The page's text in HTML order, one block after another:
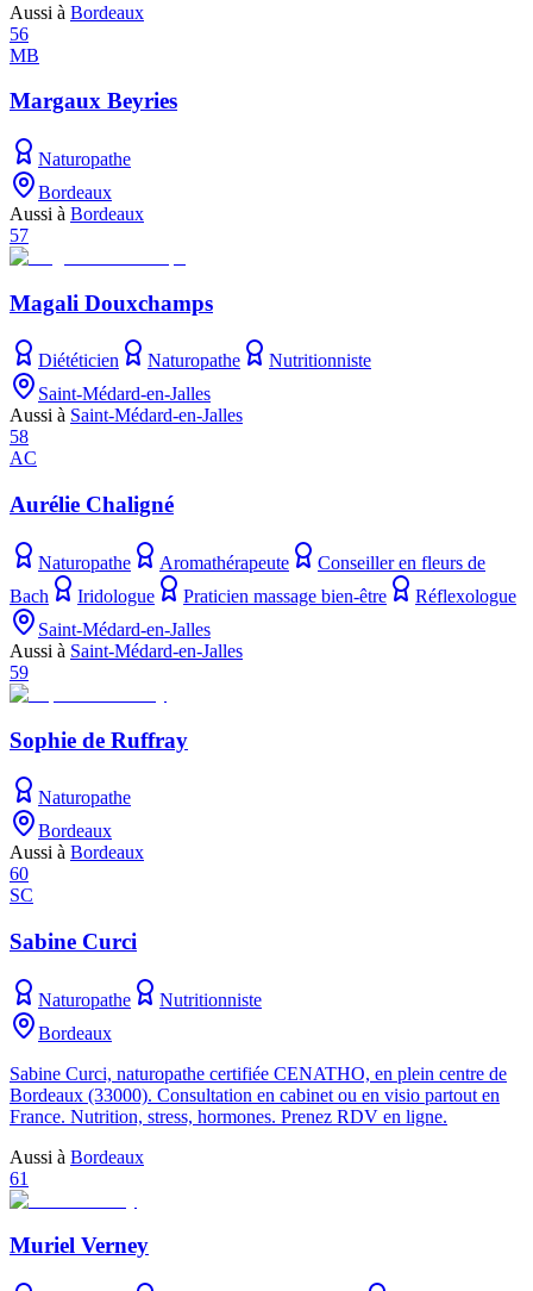
Aussi à Bordeaux
56
MB
Margaux Beyries
Naturopathe
Bordeaux
Aussi à Bordeaux
57
Magali Douxchamps
Diététicien Naturopathe
Nutritionniste
Saint-Médard-en-Jalles
Aussi à Saint-Médard-en-Jalles
58
AC
Aurélie Chaligné
Naturopathe Aromathérapeute
Conseiller en fleurs de
Bach
Iridologue Praticien massage bien-être
Réflexologue
Saint-Médard-en-Jalles
Aussi à Saint-Médard-en-Jalles
59
Sophie de Ruffray
Naturopathe
Bordeaux
Aussi à Bordeaux
60
SC
Sabine Curci
Naturopathe
Nutritionniste
Bordeaux
Sabine Curci, naturopathe certifiée CENATHO, en plein centre de
Bordeaux (33000). Consultation en cabinet ou en visio partout en
France. Nutrition, stress, hormones. Prenez RDV en ligne.
Aussi à Bordeaux
61
Muriel Verney